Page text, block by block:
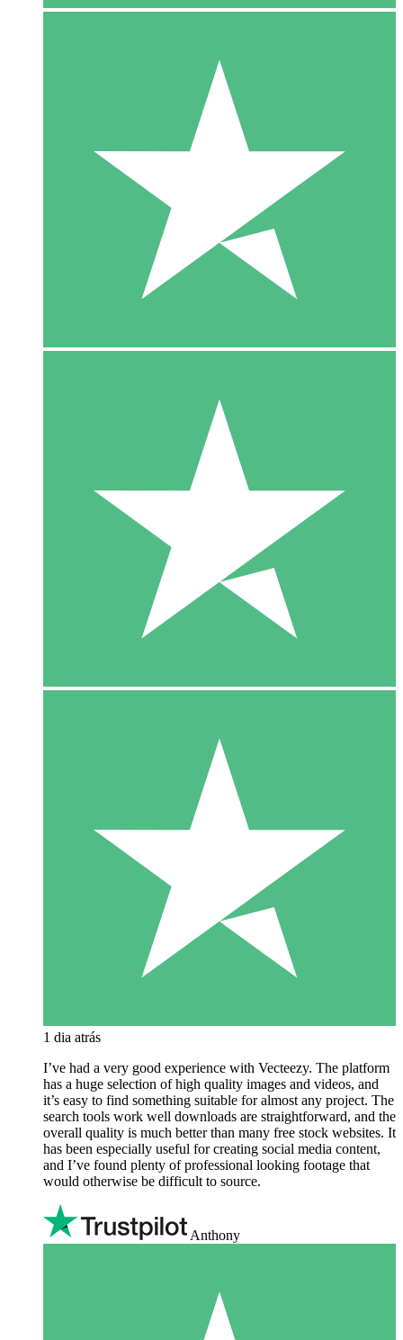
1 dia atrás
I’ve had a very good experience with Vecteezy. The platform
has a huge selection of high quality images and videos, and
it’s easy to find something suitable for almost any project. The
search tools work well downloads are straightforward, and the
overall quality is much better than many free stock websites. It
has been especially useful for creating social media content,
and I’ve found plenty of professional looking footage that
would otherwise be difficult to source.
Anthony